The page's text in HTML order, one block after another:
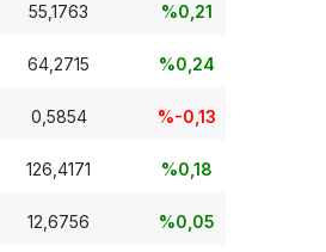
55,1763 %0,21
64,2715 %0,24
0,5854 %-0,13
126,4171 %0,18
12,6756 %0,05